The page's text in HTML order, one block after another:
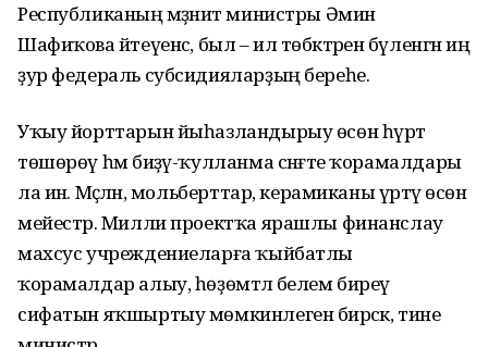
Республиканың мәҙәниәт министры Әминә
Шафиҡова әйтеүенсә, был – ил төбәктәренә бүленгән иң
ҙур федераль субсидияларҙың береһе.
Уҡыу йорттарын йыһазландырыу өсөн һүрәт
төшөрөү һәм биҙәү-ҡулланма сәнғәте ҡорамалдары
ла инә. Мәҫәлән, мольберттар, керамиканы үртәү өсөн
мейестәр. Милли проектҡа ярашлы финанслау
махсус учреждениеларға ҡыйбатлы
ҡорамалдар алыу, һөҙөмтәлә белем биреү
сифатын яҡшыртыу мөмкинлеген бирәсәк, тине